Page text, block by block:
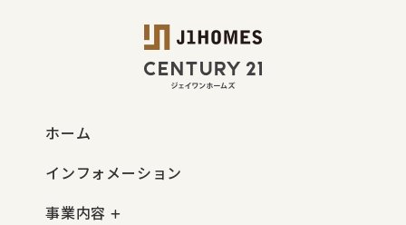
ホーム
インフォメーション
事業内容